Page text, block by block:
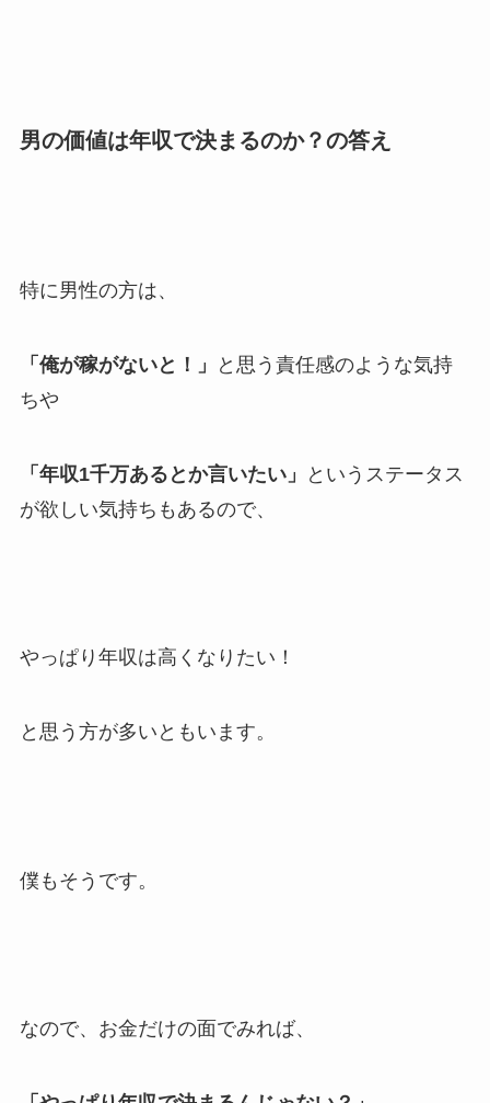
男の価値は年収で決まるのか？の答え
特に男性の方は、
「俺が稼がないと！」
と思う責任感のような気持
ちや
「年収1千万あるとか言いたい」
というステータス
が欲しい気持ちもあるので、
やっぱり年収は高くなりたい！
と思う方が多いともいます。
僕もそうです。
なので、お金だけの面でみれば、